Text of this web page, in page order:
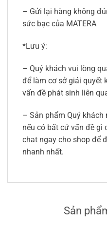
– Gửi lại hàng không
sức bạc của MATERA
*Lưu ý:
– Quý khách vui lòng
để làm cơ sở giải quyết
vấn đề phát sinh liên
– Sản phẩm Quý
nếu có bất cứ vấn đề gì
chat ngay cho shop để
nhanh nhất.
Sản